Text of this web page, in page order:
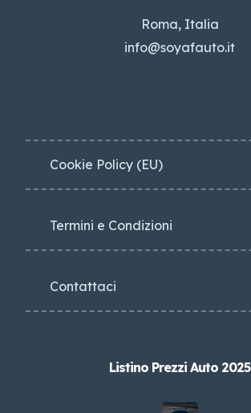
Roma, Italia
info@soyafauto.it
Cookie Policy (EU)
Termini e Condizioni
Contattaci
Listino Prezzi Auto 2025